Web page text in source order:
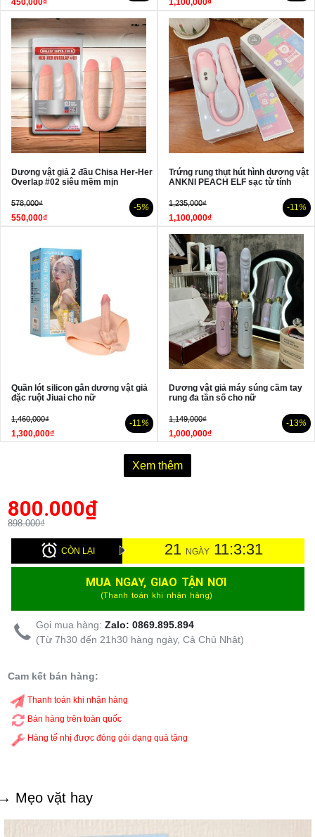
Dương vật giả 2 đầu Chisa Her-Her
Overlap #02 siêu mềm mịn
578,000₫
550,000₫
-5%
Trứng rung thụt hút hình dương vật
ANKNI PEACH ELF sạc từ tính
1,235,000₫
1,100,000₫
-11 %
Quần lót silicon gắn dương vật giả
đặc ruột Jiuai cho nữ
1,460,000₫
1,300,000₫
-11 %
Dương vật giả máy súng cầm tay
rung đa tần số cho nữ
1,149,000₫
1,000,000₫
-13%
Xem thêm
800.000₫
898.000₫
CÒN LẠI 21 NGÀY11:3:30
MUA NGAY, GIAO TẬN NƠI
(Thanh toán khi nhận hàng)
Gọi mua hàng: Zalo: 0869.895.894
(Từ 7h30 đến 21h30 hàng ngày, Cả Chủ Nhật)
Cam kết bán hàng:
Thanh toán khi nhận hàng
Bán hàng trên toàn quốc
Hàng tế nhị được đóng gói dạng quà tặng
Mẹo vặt hay